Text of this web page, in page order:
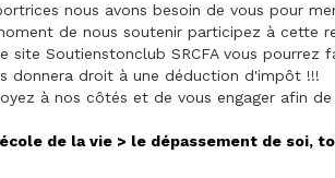
nous avons besoin de vous pour
de nous soutenir participez à cette
site Soutienstonclub SRCFA vous pourrez
donnera droit à une déduction d'impôt !!!
à nos côtés et de vous engager afin
de la vie > le dépassement de soi,